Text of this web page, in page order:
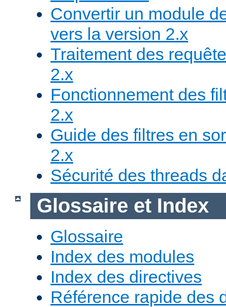
Convertir un module
vers la version 2.x
Traitement des
2.x
Fonctionnement des
2.x
Guide des filtres en
2.x
Sécurité des threads
Glossaire et Index
Glossaire
Index des modules
Index des directives
Référence rapide des